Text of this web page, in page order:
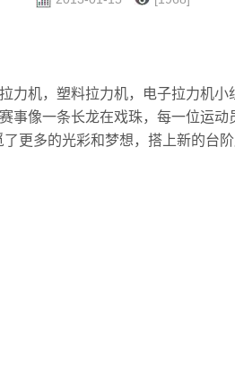
机，塑料拉力机，电子拉力机小
事像一条长龙在戏珠，每一位运
更多的光彩和梦想，搭上新的台